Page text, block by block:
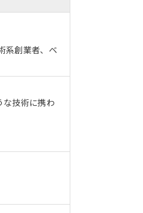
系創業者、ベ
な技術に携わ